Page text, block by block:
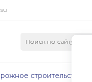
строительство